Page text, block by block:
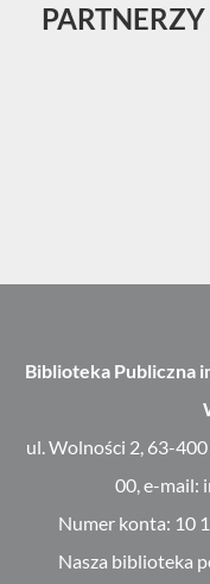
PARTNERZY
Biblioteka Publiczna
ul. Wolności 2, 63-
00, e-mail:
Numer konta: 10
Nasza biblioteka